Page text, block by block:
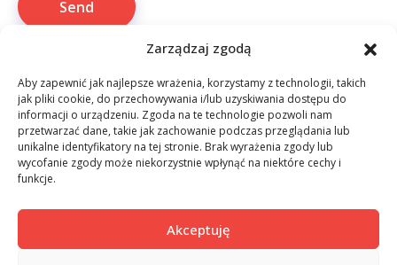
Zarządzaj zgodą
Aby zapewnić jak najlepsze wrażenia, korzystamy z technologii, takich
jak pliki cookie, do przechowywania i/lub uzyskiwania dostępu do
informacji o urządzeniu. Zgoda na te technologie pozwoli nam
przetwarzać dane, takie jak zachowanie podczas przeglądania lub
unikalne identyfikatory na tej stronie. Brak wyrażenia zgody lub
wycofanie zgody może niekorzystnie wpłynąć na niektóre cechy i
funkcje.
Akceptuję
Outsourcing IT Cybersecurity AI Kontakt